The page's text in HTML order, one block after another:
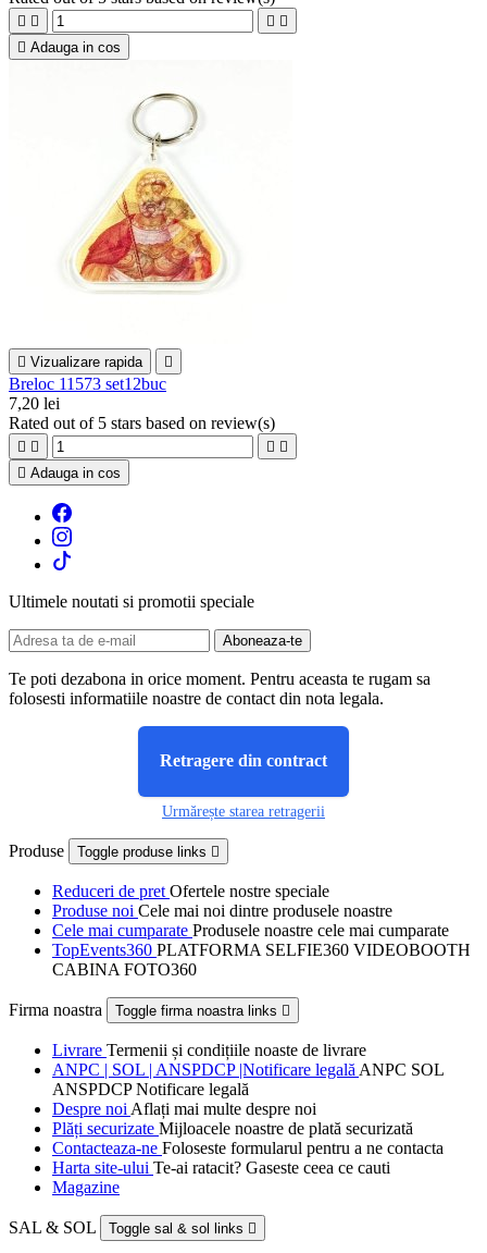
   
 Adauga in cos
 Vizualizare rapida 
Breloc 11573 set12buc
7,20 lei
Rated out of 5 stars based on review(s)
   
 Adauga in cos
Ultimele noutati si promotii speciale
Te poti dezabona in orice moment. Pentru aceasta te rugam sa
folosesti informatiile noastre de contact din nota legala.
Retragere din contract
Urmărește starea retragerii
Produse Toggle produse links 
Reduceri de pret Ofertele nostre speciale
Produse noi Cele mai noi dintre produsele noastre
Cele mai cumparate Produsele noastre cele mai cumparate
TopEvents360 PLATFORMA SELFIE360 VIDEOBOOTH
CABINA FOTO360
Firma noastra Toggle firma noastra links 
Livrare Termenii și condițiile noaste de livrare
ANPC | SOL | ANSPDCP |Notificare legală ANPC SOL
ANSPDCP Notificare legală
Despre noi Aflați mai multe despre noi
Plăți securizate Mijloacele noastre de plată securizată
Contacteaza-ne Foloseste formularul pentru a ne contacta
Harta site-ului Te-ai ratacit? Gaseste ceea ce cauti
Magazine
SAL & SOL Toggle sal & sol links 